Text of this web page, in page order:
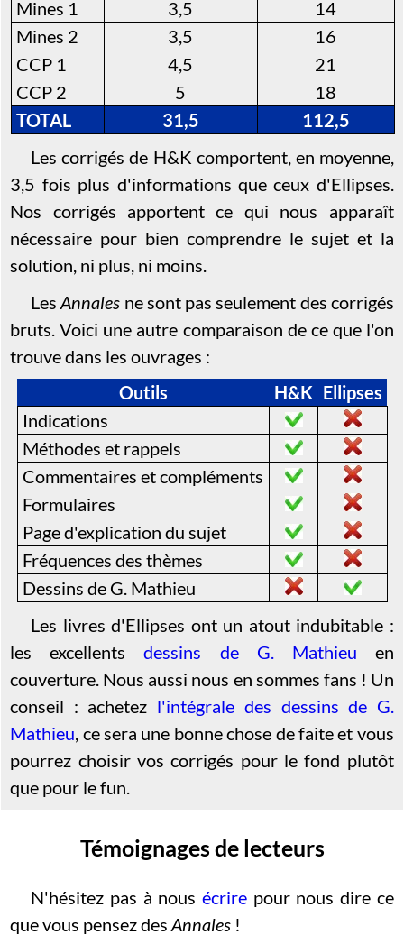
Mines 1 3,5
14
Mines 2
3,5
16
CCP 1
4,5
21
CCP 2
5
18
TOTAL
31,5
112,5
Les corrigés de H&K comportent, en moyenne,
3,5 fois plus d'informations que ceux d'Ellipses.
Nos corrigés apportent ce qui nous apparaît
nécessaire pour bien comprendre le sujet et la
solution, ni plus, ni moins.
LesAnnales ne sont pas seulement des corrigés
bruts. Voici une autre comparaison de ce que l'on
trouve dans les ouvrages :
Outils
H&K Ellipses
Indications
Méthodes et rappels
Commentaires et compléments
Formulaires
Page d'explication du sujet
Fréquences des thèmes
Dessins de G. Mathieu
Les livres d'Ellipses ont un atout indubitable :
les excellentsdessins de G. Mathieu en
couverture. Nous aussi nous en sommes fans ! Un
conseil : achetez l'intégrale des dessins de G.
Mathieu, ce sera une bonne chose de faite et vous
pourrez choisir vos corrigés pour le fond plutôt
que pour le fun.
Témoignages de lecteurs
N'hésitez pas à nous écrire pour nous dire ce
que vous pensez desAnnales !